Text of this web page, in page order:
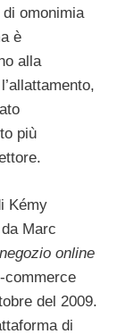
omonimia
è
alla
più
Kémy
Marc
online
commerce
del 2009.
di